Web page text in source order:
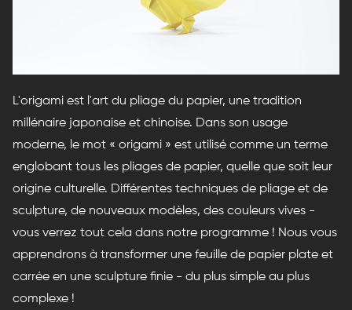
L'origami est l'art du pliage du papier, une tradition
millénaire japonaise et chinoise. Dans son usage
moderne, le mot « origami » est utilisé comme un terme
englobant tous les pliages de papier, quelle que soit leur
origine culturelle. Différentes techniques de pliage et de
sculpture, de nouveaux modèles, des couleurs vives -
vous verrez tout cela dans notre programme ! Nous vous
apprendrons à transformer une feuille de papier plate et
carrée en une sculpture finie - du plus simple au plus
complexe !